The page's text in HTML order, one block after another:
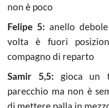
non è poco
Felipe 5: anello
volta è fuori
compagno di reparto
Samir 5,5: gioca un
parecchio ma non è
di mettere palla in